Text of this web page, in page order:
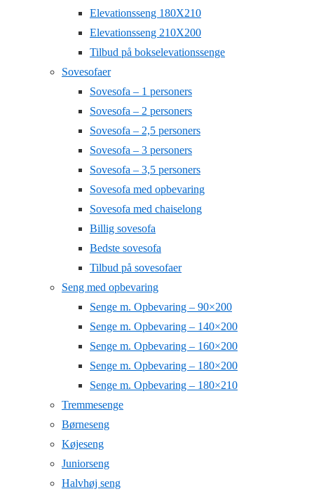
Elevationsseng 180X210
Elevationsseng 210X200
Tilbud på bokselevationssenge
Sovesofaer
Sovesofa – 1 personers
Sovesofa – 2 personers
Sovesofa – 2,5 personers
Sovesofa – 3 personers
Sovesofa – 3,5 personers
Sovesofa med opbevaring
Sovesofa med chaiselong
Billig sovesofa
Bedste sovesofa
Tilbud på sovesofaer
Seng med opbevaring
Senge m. Opbevaring – 90×200
Senge m. Opbevaring – 140×200
Senge m. Opbevaring – 160×200
Senge m. Opbevaring – 180×200
Senge m. Opbevaring – 180×210
Tremmesenge
Børneseng
Køjeseng
Juniorseng
Halvhøj seng